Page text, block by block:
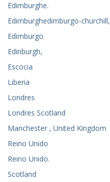
Edimburghe.
Edimburghedimburgo-
Edimburgo
Edinburgh,
Escocia
Liberia
Londres
Londres Scotland
Manchester , United Kingdom
Reino Unido
Reino Unido.
Scotland